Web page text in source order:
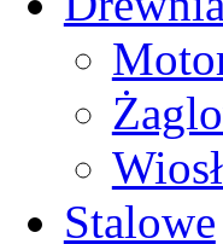
Stalowe